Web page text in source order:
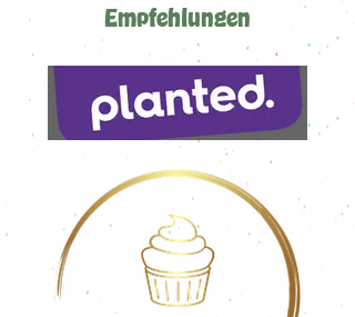
Empfehlungen